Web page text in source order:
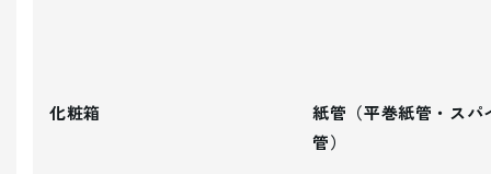
化粧箱
紙管（平巻紙管・スパ
管）